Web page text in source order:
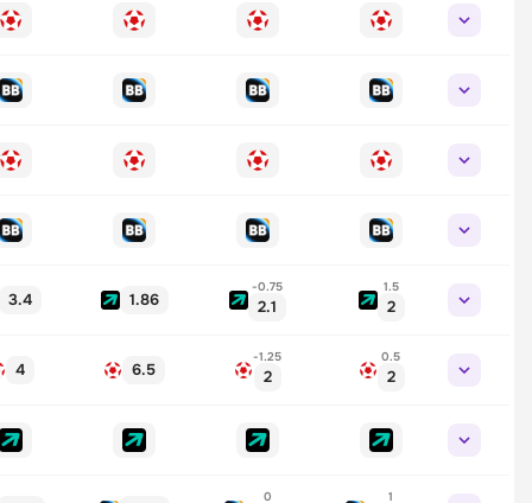
3.4 1.86
-0.75
2.1
1.5
2
4 6.5
-1.25
2
0.5
2
0 1